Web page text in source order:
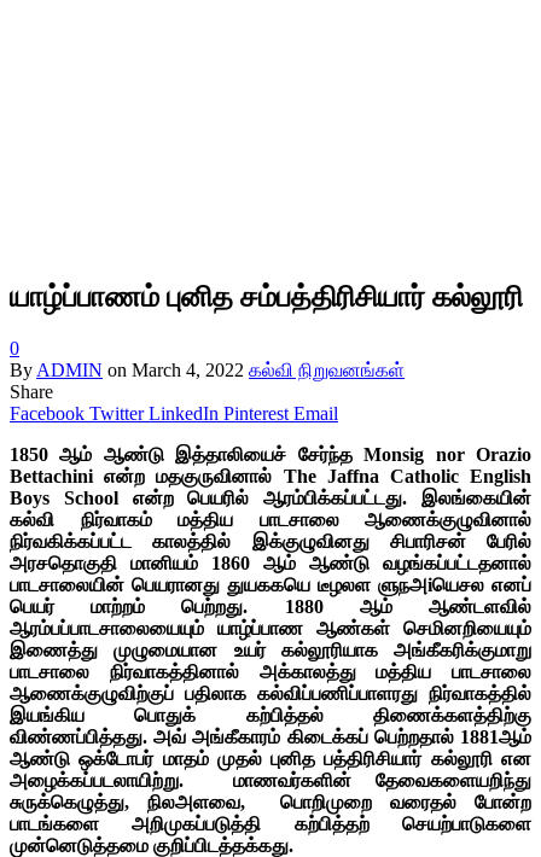
யாழ்ப்பாணம் புனித சம்பத்திரிசியார் கல்லூரி
0
By ADMIN on March 4, 2022 கல்வி நிறுவனங்கள்
Share
Facebook Twitter LinkedIn Pinterest Email
1850 ஆம் ஆண்டு இத்தாலியைச் சேர்ந்த Monsig nor Orazio
Bettachini என்ற மதகுருவினால் The Jaffna Catholic English
Boys School என்ற பெயரில் ஆரம்பிக்கப்பட்டது. இலங்கையின்
கல்வி நிர்வாகம் மத்திய பாடசாலை ஆணைக்குழுவினால்
நிர்வகிக்கப்பட்ட காலத்தில் இக்குழுவினது சிபாரிசன் பேரில்
அரசதொகுதி மானியம் 1860 ஆம் ஆண்டு வழங்கப்பட்டதனால்
பாடசாலையின் பெயரானது துயககயெ டீழலள ளுநஅiயெசல எனப்
பெயர் மாற்றம் பெற்றது. 1880 ஆம் ஆண்டளவில்
ஆரம்பப்பாடசாலையையும் யாழ்ப்பாண ஆண்கள் செமினறியையும்
இணைத்து முழுமையான உயர் கல்லூரியாக அங்கீகரிக்குமாறு
பாடசாலை நிர்வாகத்தினால் அக்காலத்து மத்திய பாடசாலை
ஆணைக்குழுவிற்குப் பதிலாக கல்விப்பணிப்பாளரது நிர்வாகத்தில்
இயங்கிய பொதுக் கற்பித்தல் திணைக்களத்திற்கு
விண்ணப்பித்தது. அவ் அங்கீகாரம் கிடைக்கப் பெற்றதால் 1881ஆம்
ஆண்டு ஒக்டோபர் மாதம் முதல் புனித பத்திரிசியார் கல்லூரி என
அழைக்கப்படலாயிற்று. மாணவர்களின் தேவைகளையறிந்து
சுருக்கெழுத்து, நிலஅளவை, பொறிமுறை வரைதல் போன்ற
பாடங்களை அறிமுகப்படுத்தி கற்பித்தற் செயற்பாடுகளை
முன்னெடுத்தமை குறிப்பிடத்தக்கது.